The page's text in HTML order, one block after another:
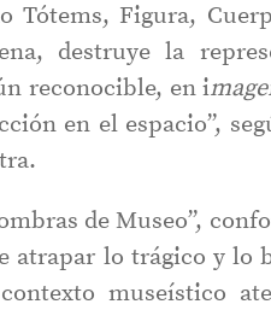
Tótems, Figura,
destruye la
reconocible, en i
en el espacio”,
de Museo”,
atrapar lo trágico y lo
museístico